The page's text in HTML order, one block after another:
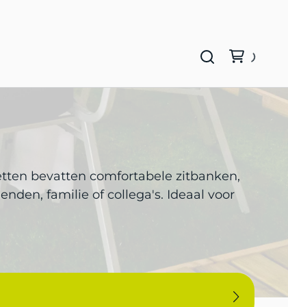
bevatten comfortabele zitbanken,
familie of collega's. Ideaal voor